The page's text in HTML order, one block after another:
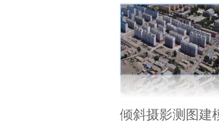
倾斜摄影测图建